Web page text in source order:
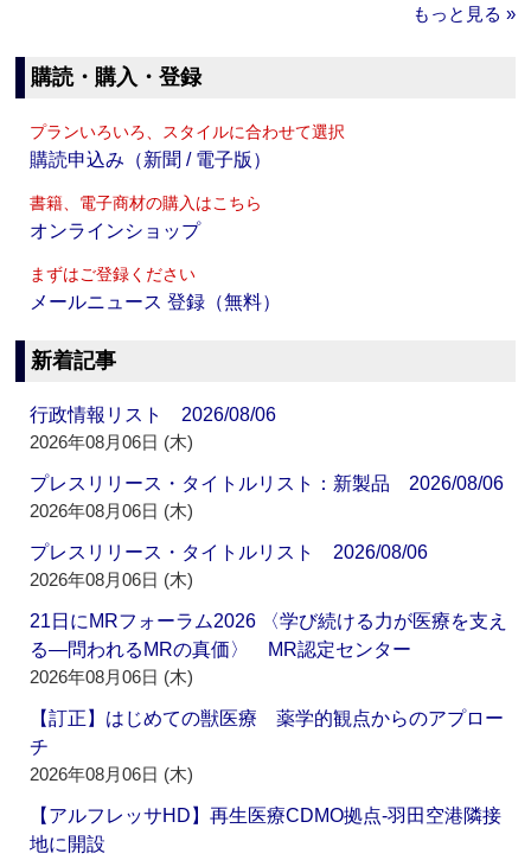
もっと見る »
購読・購入・登録
プランいろいろ、スタイルに合わせて選択
購読申込み（新聞 / 電子版）
書籍、電子商材の購入はこちら
オンラインショップ
まずはご登録ください
メールニュース 登録（無料）
新着記事
行政情報リスト 2026/08/06
2026年08月06日 (木)
プレスリリース・タイトルリスト：新製品 2026/08/06
2026年08月06日 (木)
プレスリリース・タイトルリスト 2026/08/06
2026年08月06日 (木)
21日にMRフォーラム2026 〈学び続ける力が医療を支え
る―問われるMRの真価〉 MR認定センター
2026年08月06日 (木)
【訂正】はじめての獣医療 薬学的観点からのアプロー
チ
2026年08月06日 (木)
【アルフレッサHD】再生医療CDMO拠点‐羽田空港隣接
地に開設